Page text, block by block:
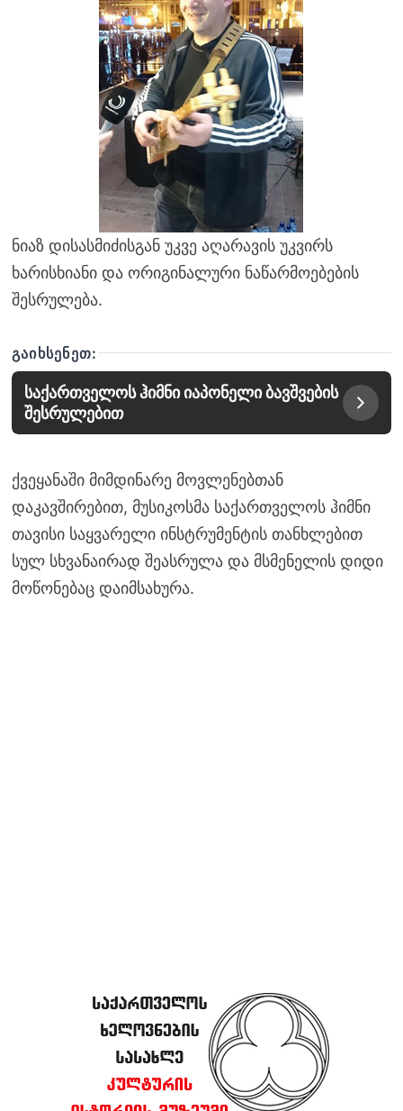
ნიაზ დისასმიძისგან უკვე აღარავის უკვირს
ხარისხიანი და ორიგინალური ნაწარმოებების
შესრულება.
ᲒᲐᲘᲮᲡᲔᲜᲔᲗ:
საქართველოს ჰიმნი იაპონელი ბავშვების
შესრულებით
ქვეყანაში მიმდინარე მოვლენებთან
დაკავშირებით, მუსიკოსმა საქართველოს ჰიმნი
თავისი საყვარელი ინსტრუმენტის თანხლებით
სულ სხვანაირად შეასრულა და მსმენელის დიდი
მოწონებაც დაიმსახურა.